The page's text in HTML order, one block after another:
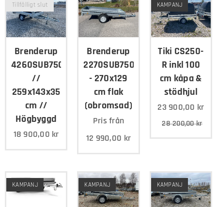
Brenderup
4260SUB750
//
259x143x35
cm //
Högbyggd
Tillfälligt slut
18 900,00 kr
Brenderup
2270SUB750
- 270x129
cm flak
(obromsad)
Pris från
12 990,00 kr
Tiki CS250-
R inkl 100
cm kåpa &
stödhjul
KAMPANJ
23 900,00 kr
28 200,00kr
KAMPANJ KAMPANJ KAMPANJ